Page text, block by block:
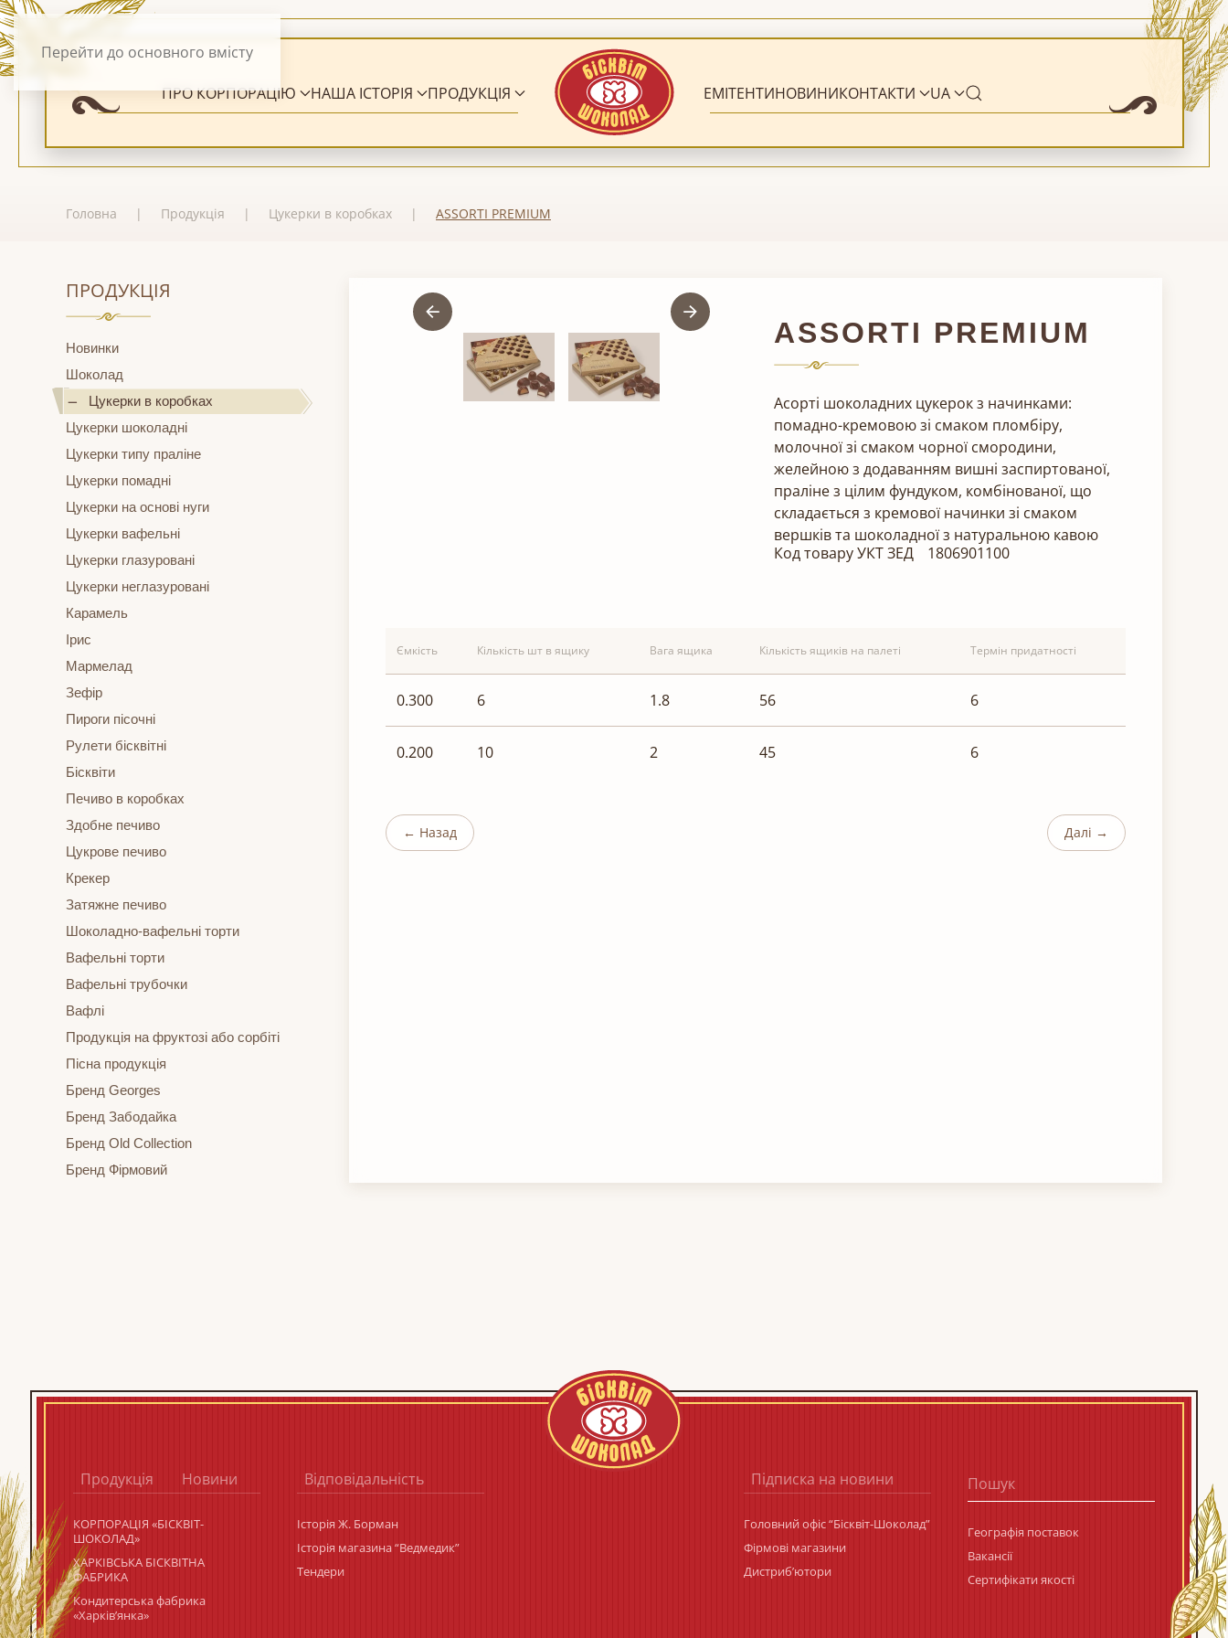
Перейти до основного вмісту
ПРО КОРПОРАЦІЮ НАША ІСТОРІЯ ПРОДУКЦІЯ ЕМІТЕНТИНОВИНИКОНТАКТИ UA
Головна Продукція Цукерки в коробках ASSORTI PREMIUM
ПРОДУКЦІЯ
Новинки
Шоколад
Цукерки в коробках
Цукерки шоколадні
Цукерки типу праліне
Цукерки помадні
Цукерки на основі нуги
Цукерки вафельні
Цукерки глазуровані
Цукерки неглазуровані
Карамель
Ірис
Мармелад
Зефір
Пироги пісочні
Рулети бісквітні
Бісквіти
Печиво в коробках
Здобне печиво
Цукрове печиво
Крекер
Затяжне печиво
Шоколадно-вафельні торти
Вафельні торти
Вафельні трубочки
Вафлі
Продукція на фруктозі або сорбіті
Пісна продукція
Бренд Georges
Бренд Забодайка
Бренд Old Collection
Бренд Фірмовий
ASSORTI PREMIUM
Асорті шоколадних цукерок з начинками:
помадно-кремовою зі смаком пломбіру,
молочної зі смаком чорної смородини,
желейною з додаванням вишні заспиртованої,
праліне з цілим фундуком, комбінованої, що
складається з кремової начинки зі смаком
вершків та шоколадної з натуральною кавою
Код товару УКТ ЗЕД
1806901100
Ємкість Кількість шт в ящику Вага ящика Кількість ящиків на палеті Термін придатності
0.300 6 1.8 56 6
0.200 10 2 45 6
← Назад Далі →
Продукція Новини
КОРПОРАЦIЯ «БIСКВIТ-
ШОКОЛАД»
ХАРКІВСЬКА БІСКВІТНА
ФАБРИКА
Кондитерська фабрика
«Харків’янка»
Відповідальність
Історія Ж. Борман
Історія магазина “Ведмедик”
Тендери
Підписка на новини
Головний офіс “Бісквіт-Шоколад”
Фірмові магазини
Дистриб’ютори
Географія поставок
Вакансії
Сертифікати якості